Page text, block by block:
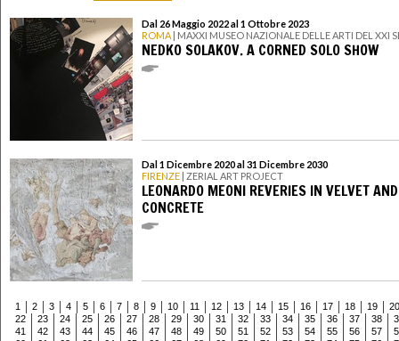
Dal 26 Maggio 2022 al 1 Ottobre 2023
ROMA | MAXXI MUSEO NAZIONALE DELLE ARTI DEL XXI
NEDKO SOLAKOV. A CORNED SOLO SHOW
Dal 1 Dicembre 2020 al 31 Dicembre 2030
FIRENZE | ZERIAL ART PROJECT
LEONARDO MEONI REVERIES IN VELVET AND
CONCRETE
1 2 3 4 5 6 7 8 9 10 11 12 13 14 15 16 17 18 19
20
22
23 24 25 26 27 28 29 30 31 32 33 34 35 36 37 38
41
42 43 44 45 46 47 48 49 50 51 52 53 54 55 56 57